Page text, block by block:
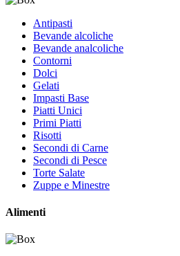
Antipasti
Bevande alcoliche
Bevande analcoliche
Contorni
Dolci
Gelati
Impasti Base
Piatti Unici
Primi Piatti
Risotti
Secondi di Carne
Secondi di Pesce
Torte Salate
Zuppe e Minestre
Alimenti